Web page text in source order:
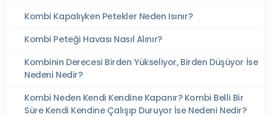
Kombi Kapalıyken Petekler Neden Isınır?
Kombi Peteği Havası Nasıl Alınır?
Kombinin Derecesi Birden Yükseliyor, Birden Düşüyor İse
Nedeni Nedir?
Kombi Neden Kendi Kendine Kapanır? Kombi Belli Bir
Süre Kendi Kendine Çalışıp Duruyor İse Nedeni Nedir?